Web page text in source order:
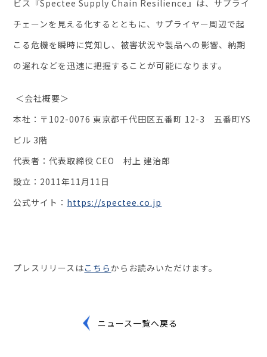
ビス『Spectee Supply Chain Resilience』は、サプライ
チェーンを見える化するとともに、サプライヤー周辺で起
こる危機を瞬時に覚知し、被害状況や製品への影響、納期
の遅れなどを迅速に把握することが可能になります。
＜会社概要＞
本社：〒102-0076​ 東京都千代田区五番町 12-3 五番町YS
ビル 3階
代表者：代表取締役 CEO 村上 建治郎
設立：2011年11月11日
公式サイト： https://spectee.co.jp
プレスリリースはこちらからお読みいただけます。
ニュース一覧へ戻る